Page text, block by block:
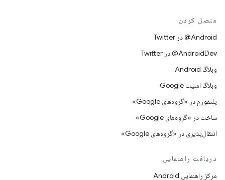
متصل کردن
Android@ در Twitter
AndroidDev@ در Twitter
وبلاگ Android
وبلاگ امنیت Google
پلتفورم در «گروه‌های Google»
ساخت در «گروه‌های Google»
انتقال‌پذیری در «گروه‌های Google»
دریافت راهنمایی
مرکز راهنمایی Android